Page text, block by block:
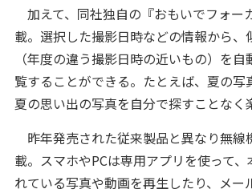
加えて、同社独自の『おもいでフォー
載。選択した撮影日時などの情報から、
（年度の違う撮影日時の近いもの）を
覧することができる。たとえば、夏の写
夏の思い出の写真を自分で探すことなく
昨年発売された従来製品と異なり無線
載。スマホやPCは専用アプリを使って
れている写真や動画を再生したり、メー